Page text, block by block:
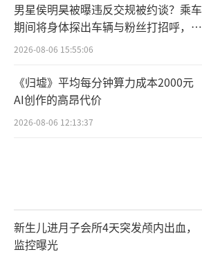
男星侯明昊被曝违反交规被约谈？乘车
期间将身体探出车辆与粉丝打招呼，当
地交警回应
2026-08-06 15:55:06
《归墟》平均每分钟算力成本2000元
AI创作的高昂代价
2026-08-06 12:13:37
新生儿进月子会所4天突发颅内出血，
监控曝光